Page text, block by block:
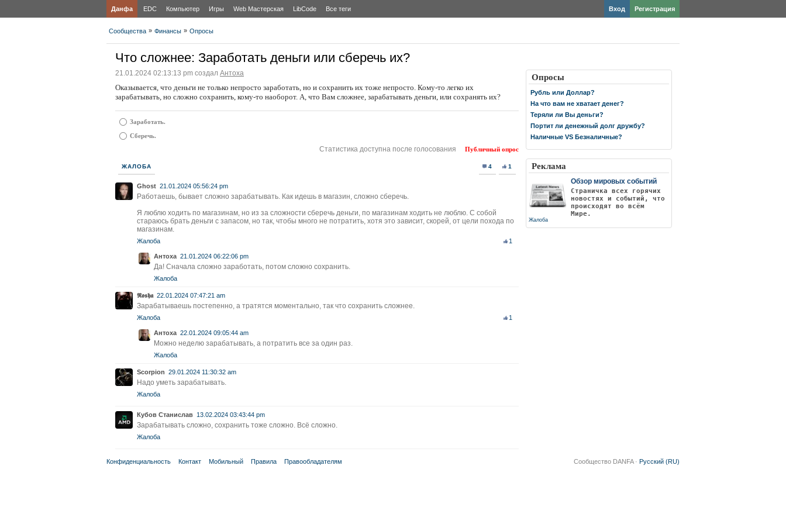
Данфа EDC Компьютер Игры Web Мастерская LibCode Все теги Регистрация
Вход
Сообщества » Финансы » Опросы
Что сложнее: Заработать деньги или сберечь их?
21.01.2024 02:13:13 pm создал Антоха
Оказывается, что деньги не только непросто заработать, но и сохранить их тоже непросто. Кому-то легко их
зарабатывать, но сложно сохранить, кому-то наоборот. А, что Вам сложнее, зарабатывать деньги, или сохранять их?
Заработать.
Сберечь.
Статистика доступна после голосования Публичный опрос
ЖАЛОБА 4 1
Ghost 21.01.2024 05:56:24 pm
Работаешь, бывает сложно зарабатывать. Как идешь в магазин, сложно сберечь.
Я люблю ходить по магазинам, но из за сложности сберечь деньги, по магазинам ходить не люблю. С собой
стараюсь брать деньги с запасом, но так, чтобы много не потратить, хотя это зависит, скорей, от цели похода по
магазинам.
Жалоба 1
Антоха 21.01.2024 06:22:06 pm
Да! Сначала сложно заработать, потом сложно сохранить.
Жалоба
𝕽𝖔𝖘𝖍𝖆 22.01.2024 07:47:21 am
Зарабатываешь постепенно, а тратятся моментально, так что сохранить сложнее.
Жалоба 1
Антоха 22.01.2024 09:05:44 am
Можно неделю зарабатывать, а потратить все за один раз.
Жалоба
Scorpion 29.01.2024 11:30:32 am
Надо уметь зарабатывать.
Жалоба
Кубов Станислав 13.02.2024 03:43:44 pm
Зарабатывать сложно, сохранить тоже сложно. Всё сложно.
Жалоба
Опросы
Рубль или Доллар?
На что вам не хватает денег?
Теряли ли Вы деньги?
Портит ли денежный долг дружбу?
Наличные VS Безналичные?
Реклама
Обзор мировых событий
Страничка всех горячих
новостях и событий, что
происходят во всём
Мире.
Жалоба
Конфиденциальность Контакт Мобильный Правила Правообладателям Сообщество DANFA · Русский (RU)